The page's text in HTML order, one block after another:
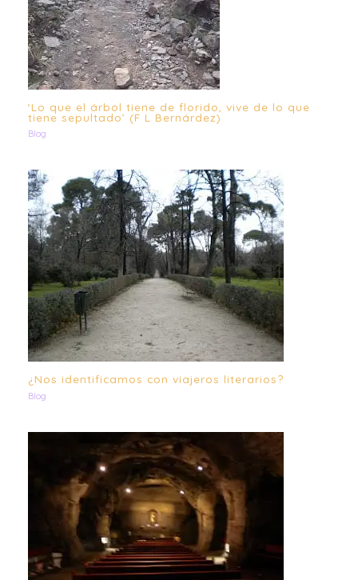
‘Lo que el árbol tiene de florido, vive de lo que
tiene sepultado’ (F L Bernárdez)
Blog
¿Nos identificamos con viajeros literarios?
Blog